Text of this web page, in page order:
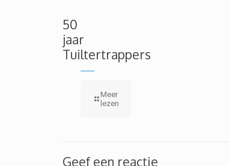
50
jaar
Tuiltertrappers
Meer
lezen
Geef een reactie